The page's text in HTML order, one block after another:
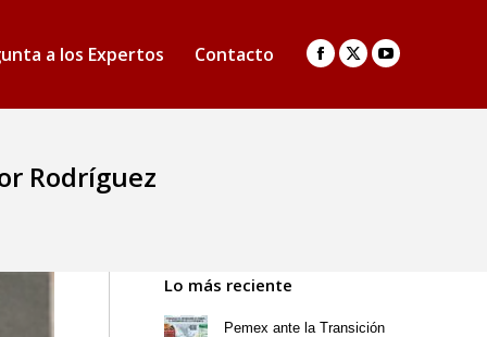
a los Expertos Contacto
Facebook
X
YouTube
Rodríguez
Lo más reciente
Pemex ante la Transición